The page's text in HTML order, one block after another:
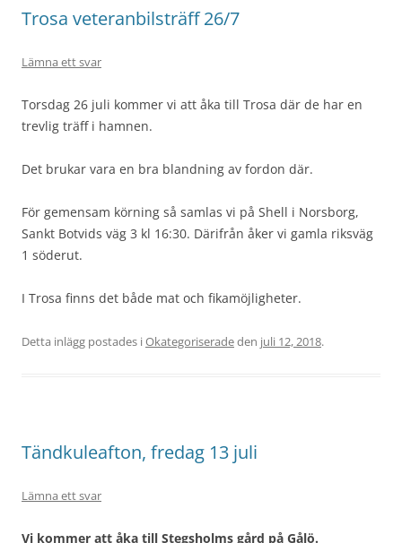
Trosa veteranbilsträff 26/7
Lämna ett svar
Torsdag 26 juli kommer vi att åka till Trosa där de har en
trevlig träff i hamnen.
Det brukar vara en bra blandning av fordon där.
För gemensam körning så samlas vi på Shell i Norsborg,
Sankt Botvids väg 3 kl 16:30. Därifrån åker vi gamla riksväg
1 söderut.
I Trosa finns det både mat och fikamöjligheter.
Detta inlägg postades iOkategoriseradeden juli 12, 2018.
Tändkuleafton, fredag 13 juli
Lämna ett svar
Vi kommer att åka till Stegsholms gård på Gålö.